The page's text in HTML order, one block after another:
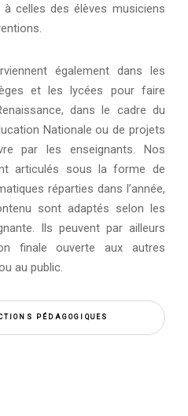
celles des élèves musiciens
également dans les
et les lycées pour faire
dans le cadre du
Nationale ou de projets
par les enseignants. Nos
articulés sous la forme de
réparties dans l’année,
sont adaptés selon les
Ils peuvent par ailleurs
finale ouverte aux autres
au public.
PÉDAGOGIQUES